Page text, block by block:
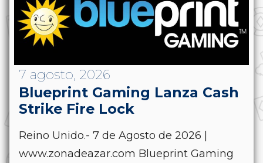
7 agosto, 2026
Blueprint Gaming Lanza Cash
Strike Fire Lock
Reino Unido.- 7 de Agosto de 2026 |
www.zonadeazar.com Blueprint Gaming